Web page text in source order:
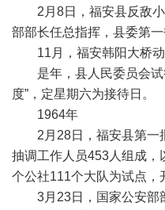
2月8日，福安县反敌小
部部长任总指挥，县委第一
11月，福安韩阳大桥动
是年，县人民委员会试
度”，定星期六为接待日。
1964年
2月28日，福安县第一
抽调工作人员453人组成，
个公社111个大队为试点，
3月23日，国家公安部部